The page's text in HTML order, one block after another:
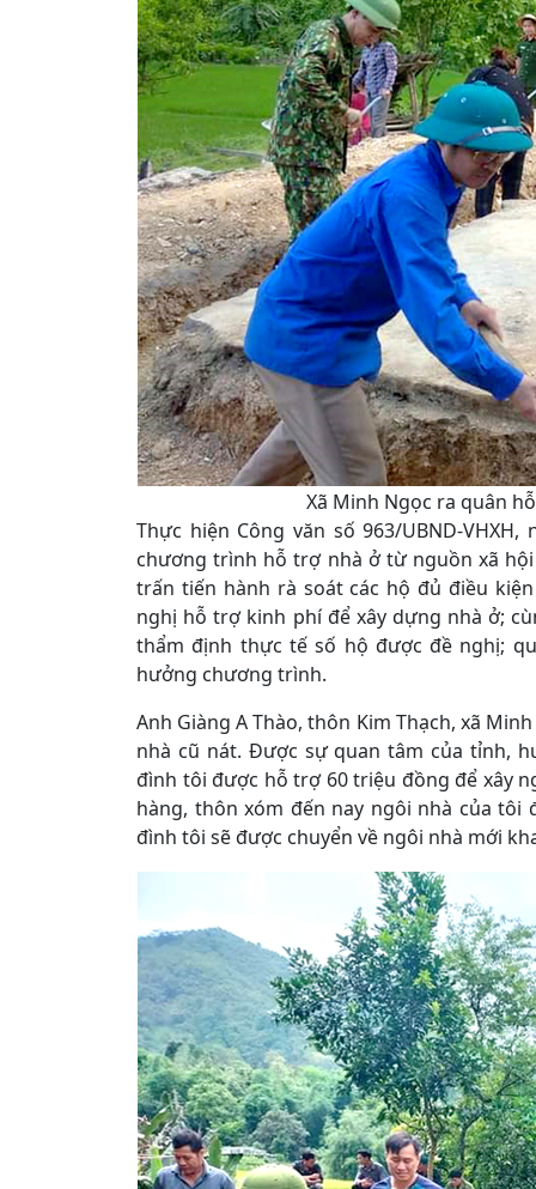
Xã Minh Ngọc ra quân
Thực hiện Công văn số 963/UBND-
chương trình hỗ trợ nhà ở từ nguồn xã hội
trấn tiến hành rà soát các hộ đủ điều
nghị hỗ trợ kinh phí để xây dựng nhà ở;
thẩm định thực tế số hộ được đề nghị;
hưởng chương trình.
Anh Giàng A Thào, thôn Kim Thạch, xã
nhà cũ nát. Được sự quan tâm của tỉnh,
đình tôi được hỗ trợ 60 triệu đồng để xây
hàng, thôn xóm đến nay ngôi nhà của tôi
đình tôi sẽ được chuyển về ngôi nhà mới